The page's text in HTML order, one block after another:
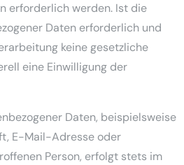
erforderlich werden. Ist die
Daten erforderlich und
keine gesetzliche
eine Einwilligung der
Daten, beispielsweise
E-Mail-Adresse oder
Person, erfolgt stets im